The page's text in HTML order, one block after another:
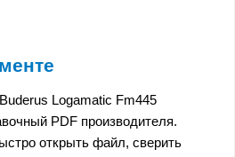
Logamatic Fm445
PDF производителя.
открыть файл, сверить